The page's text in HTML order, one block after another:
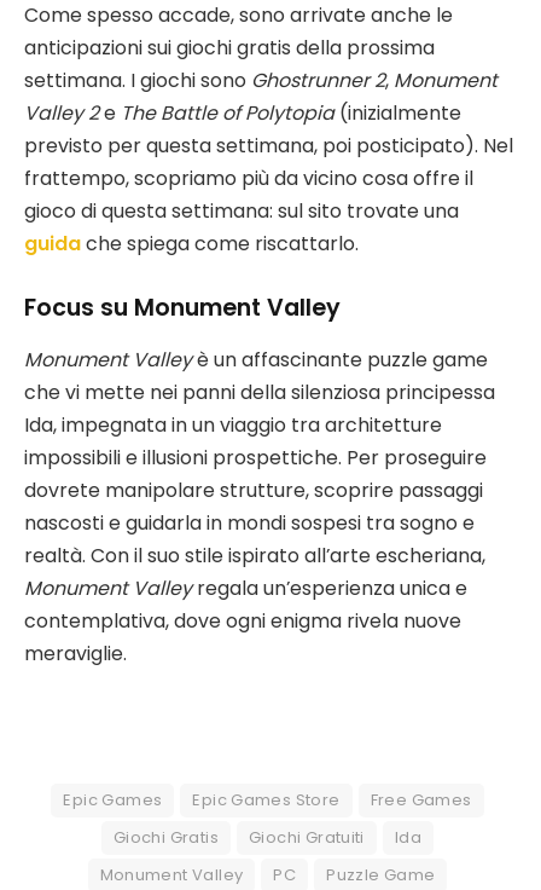
Come spesso accade, sono arrivate anche le
anticipazioni sui giochi gratis della prossima
settimana. I giochi sono Ghostrunner 2, Monument
Valley 2e The Battle of Polytopia(inizialmente
previsto per questa settimana, poi posticipato). Nel
frattempo, scopriamo più da vicino cosa offre il
gioco di questa settimana: sul sito trovate una
guidache spiega come riscattarlo.
Focus su Monument Valley
Monument Valleyè un affascinante puzzle game
che vi mette nei panni della silenziosa principessa
Ida, impegnata in un viaggio tra architetture
impossibili e illusioni prospettiche. Per proseguire
dovrete manipolare strutture, scoprire passaggi
nascosti e guidarla in mondi sospesi tra sogno e
realtà. Con il suo stile ispirato all’arte escheriana,
Monument Valleyregala un’esperienza unica e
contemplativa, dove ogni enigma rivela nuove
meraviglie.
Epic Games Epic Games Store
Free Games
Giochi Gratis
Giochi Gratuiti
Ida
Monument Valley
PC
Puzzle Game